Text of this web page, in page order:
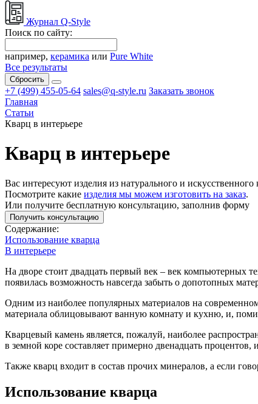
Журнал Q-Style
Поиск по сайту:
например, керамика или Pure White
Все результаты
Сбросить
+7 (499) 455-05-64 sales@q-style.ru Заказать звонок
Главная
Статьи
Кварц в интерьере
Кварц в интерьере
Вас интересуют изделия из натурального и искусственного
Посмотрите какие изделия мы можем изготовить на заказ.
Или получите бесплатную консультацию, заполнив форму
Получить консультацию
Содержание:
Использование кварца
В интерьере
На дворе стоит двадцать первый век – век компьютерных
появилась возможность навсегда забыть о допотопных
Одним из наиболее популярных материалов на
материала облицовывают ванную комнату и кухню, и,
Кварцевый камень является, пожалуй, наиболее
в земной коре составляет примерно двенадцать процентов,
Также кварц входит в состав прочих минералов, а если
Использование кварца